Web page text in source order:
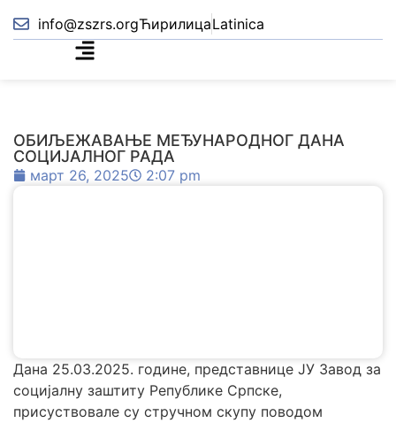
info@zszrs.orgЋирилицаLatinica
ОБИЉЕЖАВАЊЕ МЕЂУНАРОДНОГ ДАНА
СОЦИЈАЛНОГ РАДА
март 26, 2025 2:07 pm
Дана 25.03.2025. године, представнице ЈУ Завод за
социјалну заштиту Републике Српске,
присуствовале су стручном скупу поводом